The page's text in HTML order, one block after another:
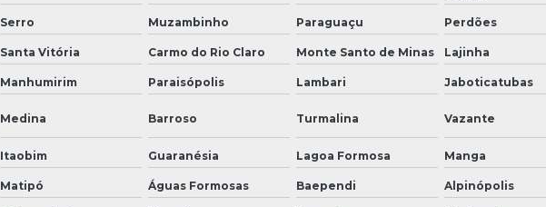
Montagem
Projeto para
Projeto
Serro Muzambinho Paraguaçu Perdões
Santa Vitória Carmo do Rio Claro Monte Santo de Minas Lajinha
Manhumirim Paraisópolis Lambari Jaboticatubas
Medina Barroso Turmalina Vazante
Itaobim Guaranésia Lagoa Formosa Manga
Matipó Águas Formosas Baependi Alpinópolis